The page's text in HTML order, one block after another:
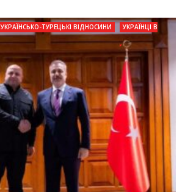
УКРАЇНСЬКО-ТУРЕЦЬКІ ВІДНОСИНИ
УКРАЇНЦІ В